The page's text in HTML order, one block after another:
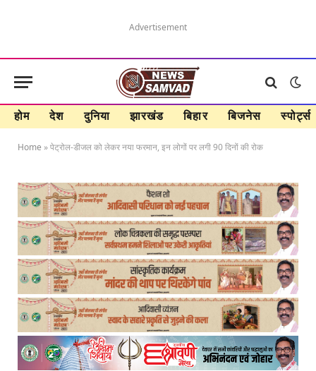
Advertisement
होम देश दुनिया झारखंड बिहार बिजनेस स्पोर्ट्स
Home »पेट्रोल-डीजल को लेकर नया फरमान, इन लोगों पर लगी 90 दिनों की रोक